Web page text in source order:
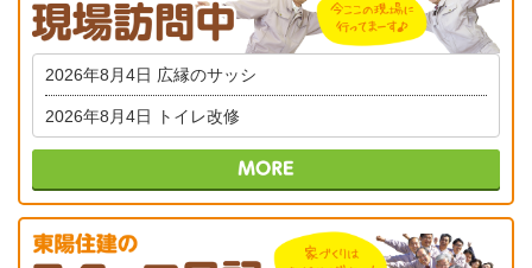
2026年8月4日 広縁のサッシ
2026年8月4日 トイレ改修